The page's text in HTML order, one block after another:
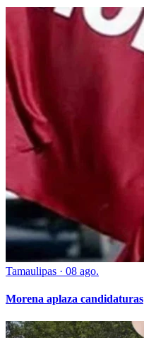
Tamaulipas · 08 ago.
Morena aplaza candidaturas